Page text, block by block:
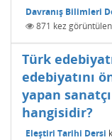
Davranış Bilimleri
871 kez
Türk
edebiyatını
yapan
hangisidir?
Eleştiri Tarihi Dersi